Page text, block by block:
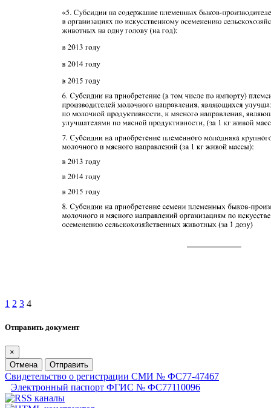
1 2 3 4
Отправить документ
×
Отмена
Отправить
Свидетельство о регистрации СМИ № ФС77-47467
Электронный паспорт ФГИС № ФС77110096